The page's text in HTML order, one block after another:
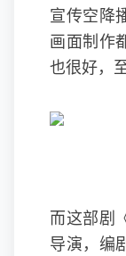
宣传空降
画面制作
也很好，
而这部剧
导演，编